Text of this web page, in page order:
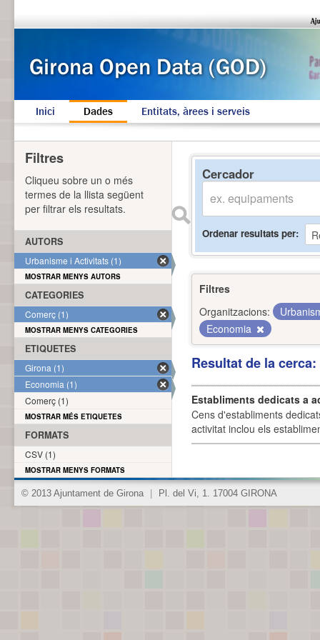
Inici Dades Entitats, àrees i serveis
Cercador
Ordenar resultats per
Filtres
Organitzacions:
Economia
Resultat de la
Establiments dedicats a
Cens d'establiments
activitat inclou els
Filtres
Cliqueu sobre un o més
termes de la llista següent
per filtrar els resultats.
AUTORS
Urbanisme i Activitats (1)
MOSTRAR MENYS AUTORS
CATEGORIES
Comerç (1)
MOSTRAR MENYS CATEGORIES
ETIQUETES
Girona (1)
Economia (1)
Comerç (1)
MOSTRAR MÉS ETIQUETES
FORMATS
CSV (1)
MOSTRAR MENYS FORMATS
© 2013 Ajuntament de Girona Pl. del Vi, 1. 17004 GIRONA